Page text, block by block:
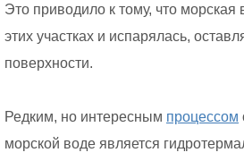
Это приводило к тому, что морская
этих участках и испарялась,
поверхности.
Редким, но интересным процессом
морской воде является